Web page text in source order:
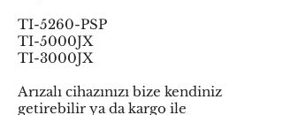
TI-5260-PSP
TI-5000JX
TI-3000JX
Arızalı cihazınızı bize kendiniz
getirebilir ya da kargo ile